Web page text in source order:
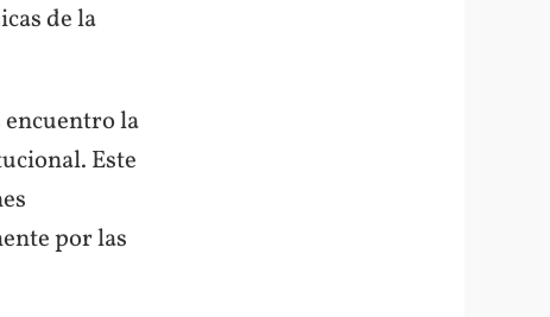
de la
encuentro la
Este
por las